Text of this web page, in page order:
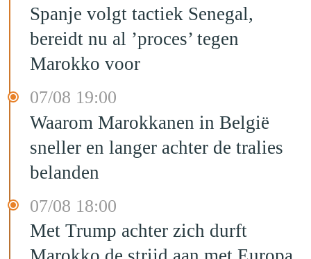
Spanje volgt tactiek Senegal,
bereidt nu al ’proces’ tegen
Marokko voor
07/08 19:00
Waarom Marokkanen in België
sneller en langer achter de tralies
belanden
07/08 18:00
Met Trump achter zich durft